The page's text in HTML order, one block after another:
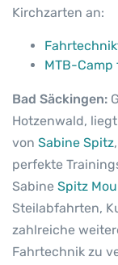
Kirchzarten an:
MTB-Camp
Bad Säckingen:
Hotzenwald,
von Sabine Spitz
perfekte
Sabine Spitz
Steilabfahrten,
zahlreiche
Fahrtechnik zu